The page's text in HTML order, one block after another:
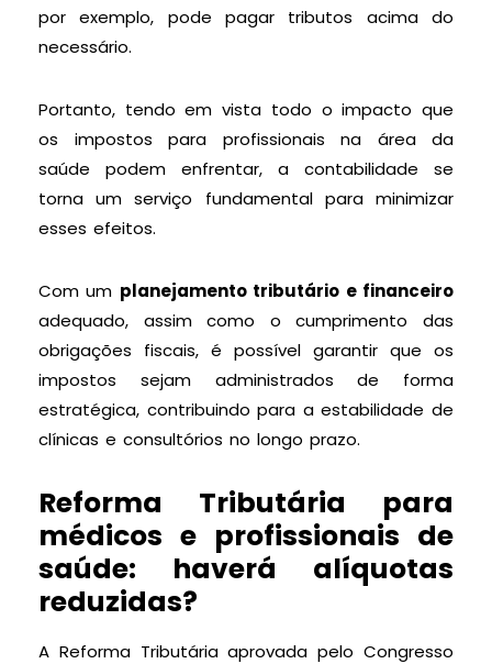
por exemplo, pode pagar tributos acima do
necessário.
Portanto, tendo em vista todo o impacto que
os impostos para profissionais na área da
saúde podem enfrentar, a contabilidade se
torna um serviço fundamental para minimizar
esses efeitos.
Com um planejamento tributário e financeiro
adequado, assim como o cumprimento das
obrigações fiscais, é possível garantir que os
impostos sejam administrados de forma
estratégica, contribuindo para a estabilidade de
clínicas e consultórios no longo prazo.
Reforma Tributária para
médicos e profissionais de
saúde: haverá alíquotas
reduzidas?
A Reforma Tributária aprovada pelo Congresso